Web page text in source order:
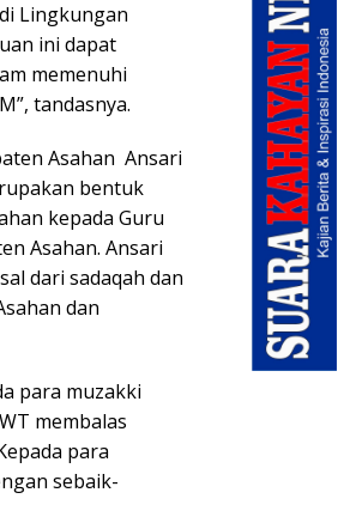
Lingkungan
ini dapat
memenuhi
tandasnya.
Asahan Ansari
bentuk
kepada Guru
Asahan. Ansari
dari sadaqah dan
dan
para muzakki
membalas
para
sebaik-